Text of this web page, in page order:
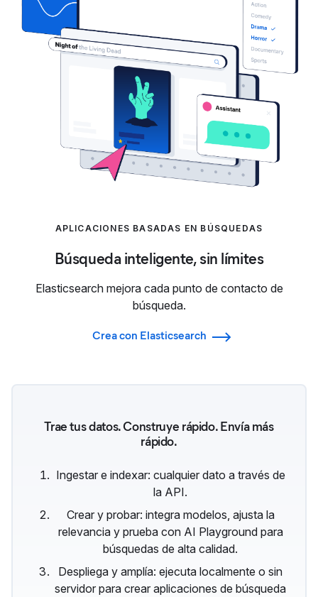
APLICACIONES BASADAS EN BÚSQUEDAS
Búsqueda inteligente, sin límites
Elasticsearch mejora cada punto de contacto de
búsqueda.
Crea con Elasticsearch
Trae tus datos. Construye rápido. Envía más
rápido.
Ingestar e indexar: cualquier dato a través de
la API.
Crear y probar: integra modelos, ajusta la
relevancia y prueba con AI Playground para
búsquedas de alta calidad.
Despliega y amplía: ejecuta localmente o sin
servidor para crear aplicaciones de búsqueda